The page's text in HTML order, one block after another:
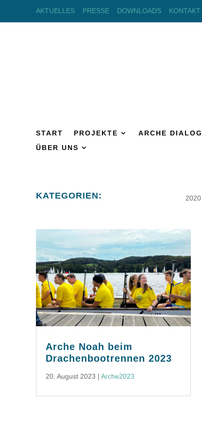
AKTUELLES PRESSE DOWNLOADS KONTAKT
START PROJEKTE ARCHE
ÜBER UNS
KATEGORIEN: 2020
Arche Noah beim
Drachenbootrennen 2023
20. August 2023 | Arche2023